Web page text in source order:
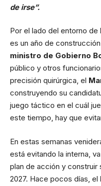
de irse”.
Por el lado del entorno de
es un año de
ministro de Gobierno
público y otros
precisión quirúrgica, el
construyendo su
juego táctico en el cuál
este tiempo, hay que
En estas semanas
está evitando la interna,
plan de acción y construir
2027. Hace pocos días, el